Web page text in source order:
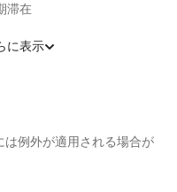
滞在
に表示
例外が適用される場合が